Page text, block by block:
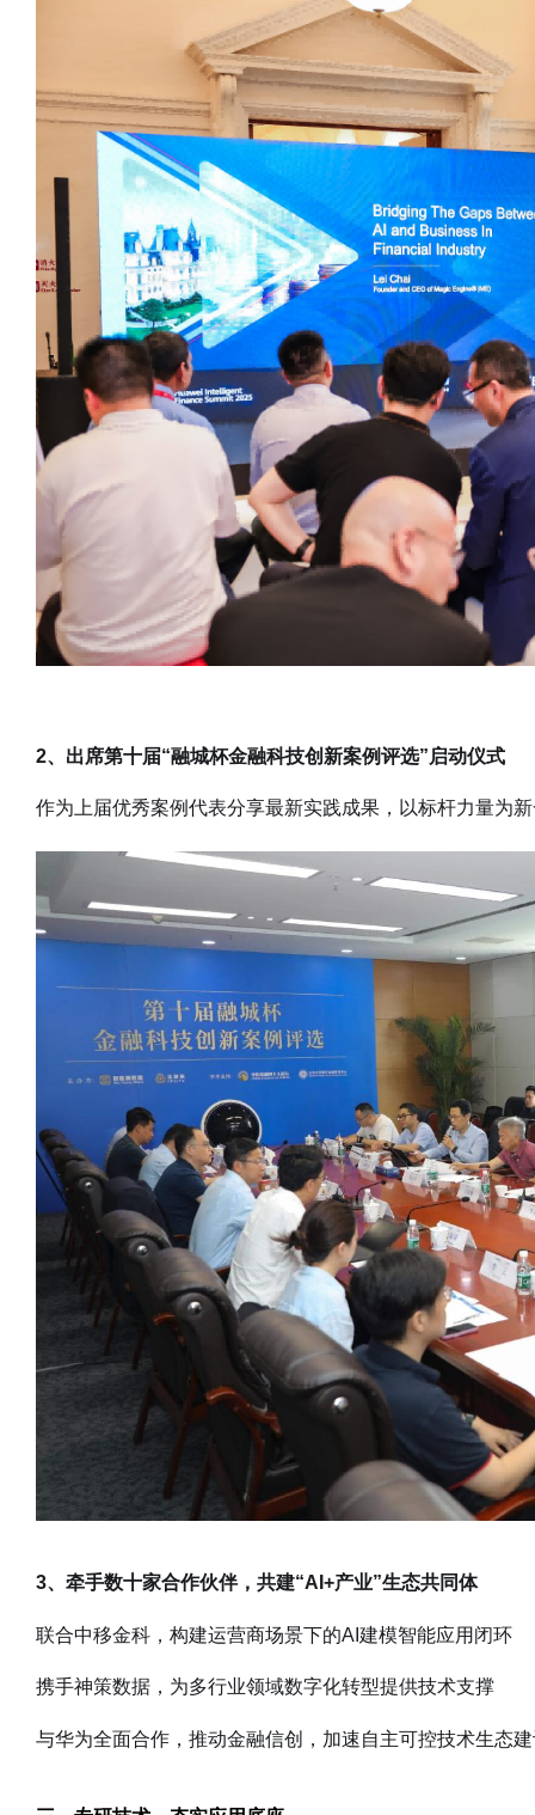
2、出席第十届“融城杯金融科技创新案例评选”启动仪式
作为上届优秀案例代表分享最新实践成果，以标杆力量为
3、牵手数十家合作伙伴，共建“AI+产业”生态共同体
联合中移金科，构建运营商场景下的AI建模智能应用闭环
携手神策数据，为多行业领域数字化转型提供技术支撑
与华为全面合作，推动金融信创，加速自主可控技术生态